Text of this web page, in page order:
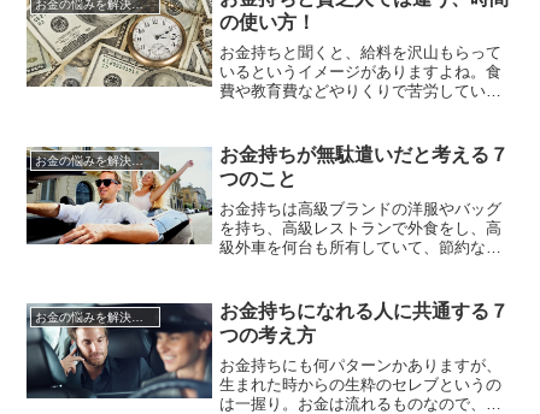
お金の悩みを解決する方法
の使い方！
お金持ちと聞くと、給料を沢山もらって
いるというイメージがありますよね。食
費や教育費などやりくりで苦労している
しかし、お金持ちの人が必ず幸せとは限
りません。給料が高くても、毎月借金を
していたり、仕事が忙しくて心が荒んで
いたりしている人もいます。逆に、...
お金の悩みを解決する方法
お金持ちが無駄遣いだと考える７
つのこと
お金持ちは高級ブランドの洋服やバッグ
を持ち、高級レストランで外食をし、高
級外車を何台も所有していて、節約なん
人の中には高級なものばかりを持ってい
る人もいます。しかし、お金持ちが贅沢
な生活をしているというイメージを持ち
やすいのは、贅沢をしているお金持...
お金の悩みを解決する方法
お金持ちになれる人に共通する７
つの考え方
お金持ちにも何パターンかありますが、
生まれた時からの生粋のセレブというの
は一握り。お金は流れるものなので、上